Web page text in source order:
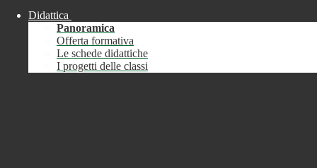
Chiudi
Informazione
Didattica
Panoramica
Offerta formativa
Le schede didattiche
I progetti delle classi